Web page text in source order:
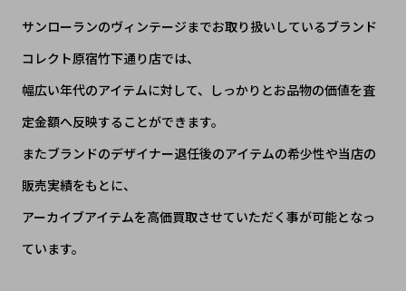
サンローランのヴィンテージまでお取り扱いしているブランド
コレクト原宿竹下通り店では、
幅広い年代のアイテムに対して、しっかりとお品物の価値を査
定金額へ反映することができます。
またブランドのデザイナー退任後のアイテムの希少性や当店の
販売実績をもとに、
アーカイブアイテムを高価買取させていただく事が可能となっ
ています。